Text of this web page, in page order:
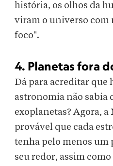
história, os olhos da
viram o universo com
foco".
4. Planetas fora
Dá para acreditar que
astronomia não sabia
exoplanetas? Agora, a
provável que cada
tenha pelo menos um
seu redor, assim